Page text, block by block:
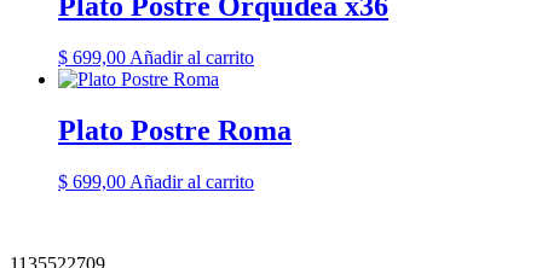
$ 699,00 Añadir al carrito
Plato Postre Roma
$ 699,00 Añadir al carrito
1135522709